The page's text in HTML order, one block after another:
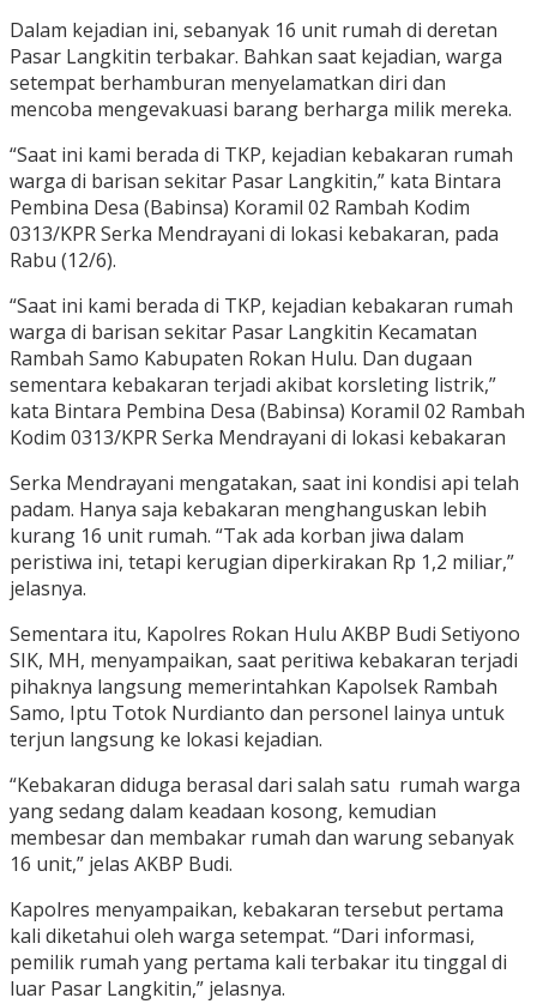
Dalam kejadian ini, sebanyak 16 unit rumah di deretan
Pasar Langkitin terbakar. Bahkan saat kejadian, warga
setempat berhamburan menyelamatkan diri dan
mencoba mengevakuasi barang berharga milik mereka.
“Saat ini kami berada di TKP, kejadian kebakaran rumah
warga di barisan sekitar Pasar Langkitin,” kata Bintara
Pembina Desa (Babinsa) Koramil 02 Rambah Kodim
0313/KPR Serka Mendrayani di lokasi kebakaran, pada
Rabu (12/6).
“Saat ini kami berada di TKP, kejadian kebakaran rumah
warga di barisan sekitar Pasar Langkitin Kecamatan
Rambah Samo Kabupaten Rokan Hulu. Dan dugaan
sementara kebakaran terjadi akibat korsleting listrik,”
kata Bintara Pembina Desa (Babinsa) Koramil 02 Rambah
Kodim 0313/KPR Serka Mendrayani di lokasi kebakaran
Serka Mendrayani mengatakan, saat ini kondisi api telah
padam. Hanya saja kebakaran menghanguskan lebih
kurang 16 unit rumah. “Tak ada korban jiwa dalam
peristiwa ini, tetapi kerugian diperkirakan Rp 1,2 miliar,”
jelasnya.
Sementara itu, Kapolres Rokan Hulu AKBP Budi Setiyono
SIK, MH, menyampaikan, saat peritiwa kebakaran terjadi
pihaknya langsung memerintahkan Kapolsek Rambah
Samo, Iptu Totok Nurdianto dan personel lainya untuk
terjun langsung ke lokasi kejadian.
“Kebakaran diduga berasal dari salah satu rumah warga
yang sedang dalam keadaan kosong, kemudian
membesar dan membakar rumah dan warung sebanyak
16 unit,” jelas AKBP Budi.
Kapolres menyampaikan, kebakaran tersebut pertama
kali diketahui oleh warga setempat. “Dari informasi,
pemilik rumah yang pertama kali terbakar itu tinggal di
luar Pasar Langkitin,” jelasnya.